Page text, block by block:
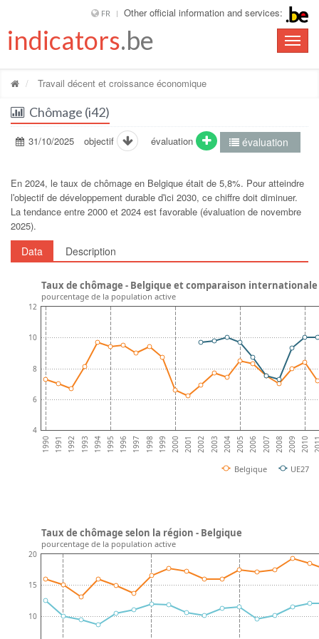
FR Other official information and services:
Toggle
indicators.be
Travail décent et croissance économique
Chômage (i42)
31/10/2025 objectif évaluation évaluation
En 2024, le taux de chômage en Belgique était de 5,8%. Pour atteindre
lʹobjectif de développement durable dʹici 2030, ce chiffre doit diminuer.
La tendance entre 2000 et 2024 est favorable (évaluation de novembre
2025).
Data Description
1990 1991 1992 1993 1994 1995 1996 1997 1998 1999 2000 2001 2002 2003 2004 2005 2006 2007 2008 2009 2010
4
6
8
10
12
Belgique UE27
Taux de chômage - Belgique et comparaison internationale
pourcentage de la population active
10
15
20
Taux de chômage selon la région - Belgique
pourcentage de la population active